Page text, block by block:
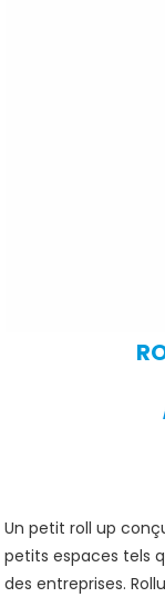
Un petit roll up
petits espaces tels
des entreprises.